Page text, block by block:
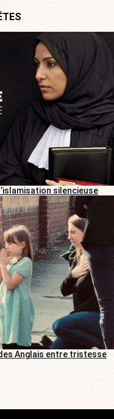
silencieuse
des Anglais entre tristesse